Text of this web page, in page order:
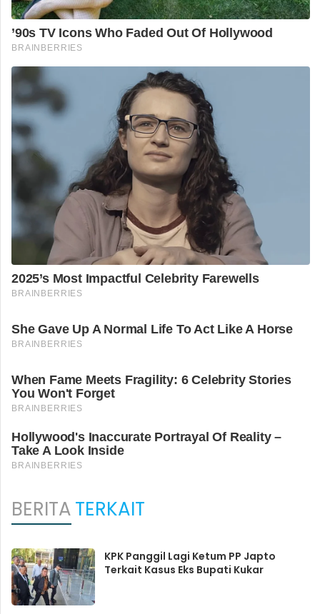
BERITATERKAIT
KPK Panggil Lagi Ketum PP Japto
Terkait Kasus Eks Bupati Kukar